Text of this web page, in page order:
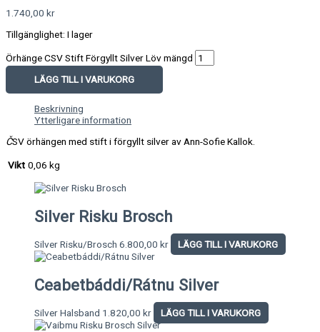
1.740,00 kr
Tillgänglighet: I lager
Örhänge CSV Stift Förgyllt Silver Löv mängd
LÄGG TILL I VARUKORG
Beskrivning
Ytterligare information
ČSV örhängen med stift i förgyllt silver av Ann-Sofie Kallok.
Vikt 0,06 kg
Silver Risku Brosch
Silver Risku/Brosch 6.800,00 kr LÄGG TILL I VARUKORG
Ceabetbáddi/Rátnu Silver
Silver Halsband 1.820,00 kr LÄGG TILL I VARUKORG